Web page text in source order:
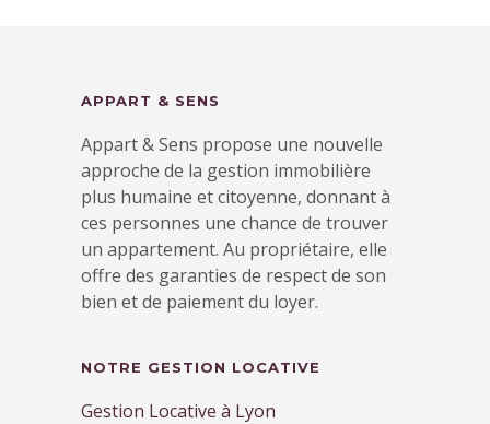
APPART & SENS
Appart & Sens propose une nouvelle
approche de la gestion immobilière
plus humaine et citoyenne, donnant à
ces personnes une chance de trouver
un appartement. Au propriétaire, elle
offre des garanties de respect de son
bien et de paiement du loyer.
NOTRE GESTION LOCATIVE
Gestion Locative à Lyon